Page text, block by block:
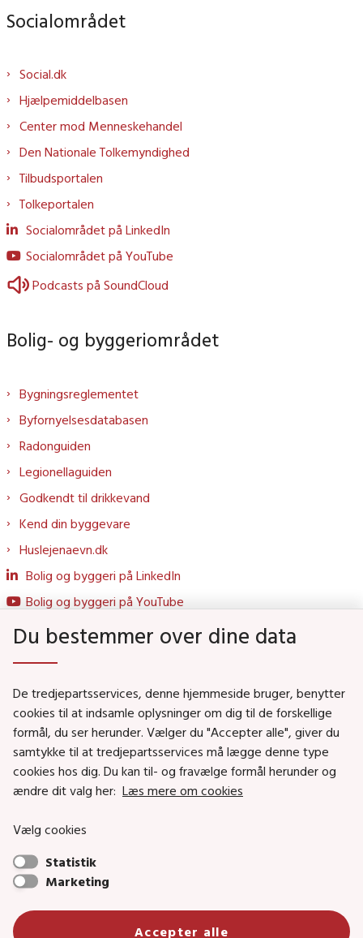
Socialområdet
Social.dk
Hjælpemiddelbasen
Center mod Menneskehandel
Den Nationale Tolkemyndighed
Tilbudsportalen
Tolkeportalen
Socialområdet på LinkedIn
Socialområdet på YouTube
Podcasts på SoundCloud
Bolig- og byggeriområdet
Bygningsreglementet
Byfornyelsesdatabasen
Radonguiden
Legionellaguiden
Godkendt til drikkevand
Kend din byggevare
Huslejenaevn.dk
Bolig og byggeri på LinkedIn
Bolig og byggeri på YouTube
Social- og Boligministeriet
Job i Social- og Boligstyrelsen
Puljer og tilskud
Nyhedsbreve
Social- og Boligstyrelsens nyheder som RSS feed
Social- og Boligstyrelsen • Tlf.: 72 42 37 00 •
sikkermail• EAN-nr.: 5798000354838 • CVR-nr.:
Du bestemmer over dine data
De tredjepartsservices, denne hjemmeside bruger, benytter
cookies til at indsamle oplysninger om dig til de forskellige
formål, du ser herunder. Vælger du "Accepter alle", giver du
samtykke til at tredjepartsservices må lægge denne type
cookies hos dig. Du kan til- og fravælge formål herunder og
ændre dit valg her: Læs mere om cookies
Vælg cookies
Statistik
Marketing
Accepter alle